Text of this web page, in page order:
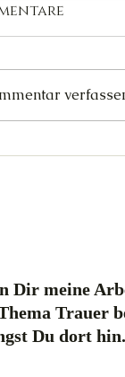
Zornes'
Dir meine
Trauer
Du dort